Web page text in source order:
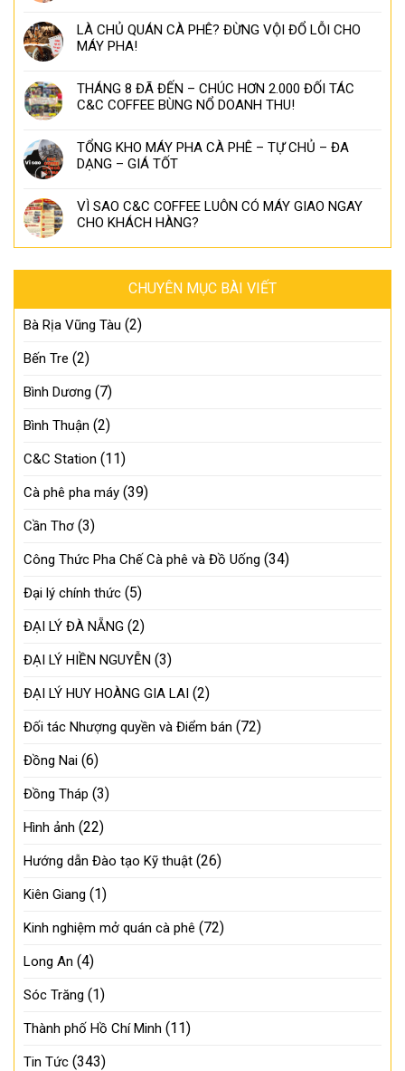
LÀ CHỦ QUÁN CÀ PHÊ? ĐỪNG VỘI ĐỔ LỖI CHO
MÁY PHA!
THÁNG 8 ĐÃ ĐẾN – CHÚC HƠN 2.000 ĐỐI TÁC
C&C COFFEE BÙNG NỔ DOANH THU!
TỔNG KHO MÁY PHA CÀ PHÊ – TỰ CHỦ – ĐA
DẠNG – GIÁ TỐT
VÌ SAO C&C COFFEE LUÔN CÓ MÁY GIAO NGAY
CHO KHÁCH HÀNG?
CHUYÊN MỤC BÀI VIẾT
Bà Rịa Vũng Tàu (2)
Bến Tre (2)
Bình Dương (7)
Bình Thuận (2)
C&C Station (11)
Cà phê pha máy (39)
Cần Thơ (3)
Công Thức Pha Chế Cà phê và Đồ Uống (34)
Đại lý chính thức (5)
ĐẠI LÝ ĐÀ NẴNG (2)
ĐẠI LÝ HIỀN NGUYỄN (3)
ĐẠI LÝ HUY HOÀNG GIA LAI (2)
Đối tác Nhượng quyền và Điểm bán (72)
Đồng Nai (6)
Đồng Tháp (3)
Hình ảnh (22)
Hướng dẫn Đào tạo Kỹ thuật (26)
Kiên Giang (1)
Kinh nghiệm mở quán cà phê (72)
Long An (4)
Sóc Trăng (1)
Thành phố Hồ Chí Minh (11)
Tin Tức (343)